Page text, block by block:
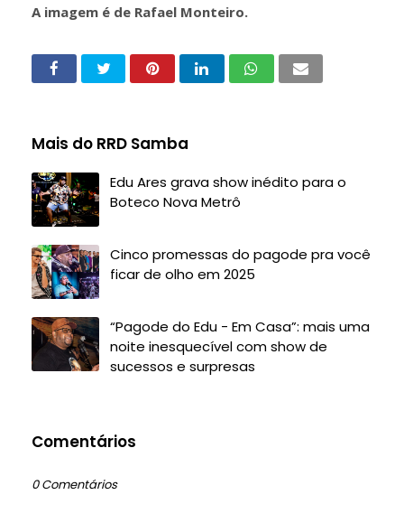
A imagem é de Rafael Monteiro.
Mais do RRD Samba
Edu Ares grava show inédito para o
Boteco Nova Metrô
Cinco promessas do pagode pra você
ficar de olho em 2025
“Pagode do Edu - Em Casa”: mais uma
noite inesquecível com show de
sucessos e surpresas
Comentários
0 Comentários